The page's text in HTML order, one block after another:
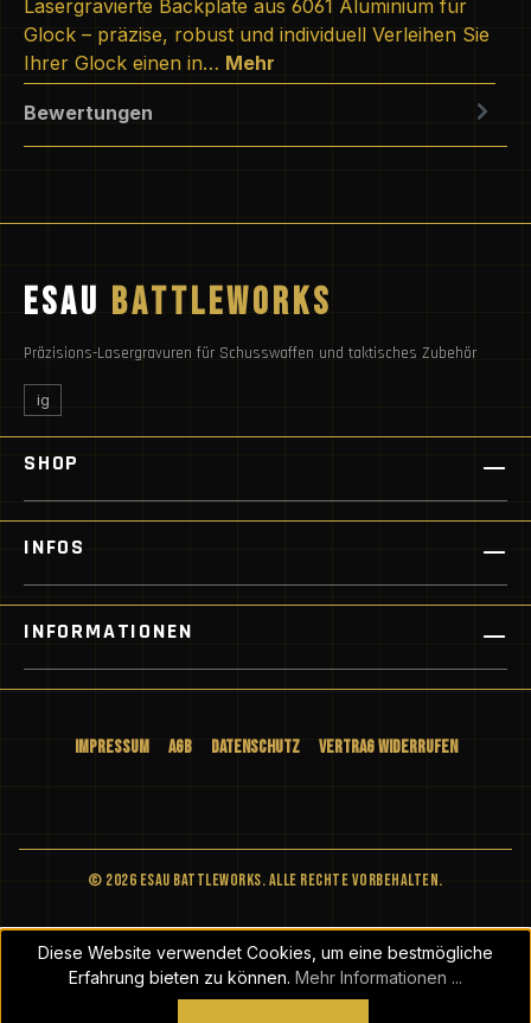
Lasergravierte Backplate aus 6061 Aluminium für
Glock – präzise, robust und individuell Verleihen Sie
Ihrer Glock einen in… Mehr
Bewertungen
ESAU BATTLEWORKS
Präzisions-Lasergravuren für Schusswaffen und taktisches Zubehör
ig
SHOP
INFOS
INFORMATIONEN
Impressum AGB Datenschutz Vertrag widerrufen
© 2026 ESAU BATTLEWORKS. Alle Rechte vorbehalten.
Diese Website verwendet Cookies, um eine bestmögliche
Erfahrung bieten zu können. Mehr Informationen ...